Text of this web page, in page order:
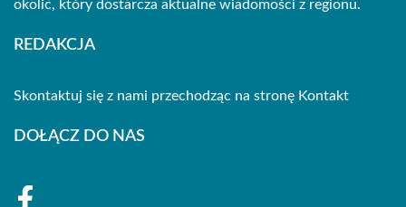
okolic, który dostarcza aktualne wiadomości z regionu.
REDAKCJA
Skontaktuj się z nami przechodząc na stronę Kontakt
DOŁĄCZ DO NAS